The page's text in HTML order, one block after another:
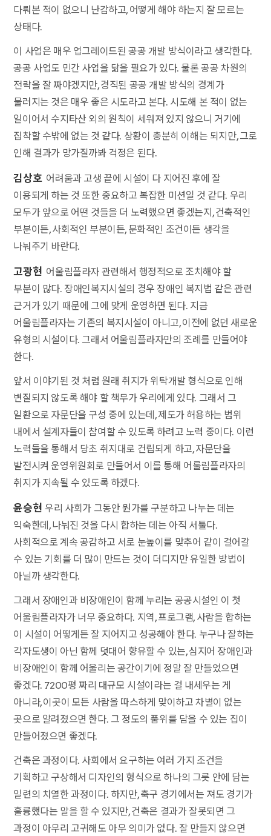
다뤄본 적이 없으니 난감하고, 어떻게 해야 하는지 잘 모르는
상태다.
이 사업은 매우 업그레이드된 공공 개발 방식이라고 생각한다.
공공 사업도 민간 사업을 닮을 필요가 있다. 물론 공공 차원의
전략을 잘 짜야겠지만, 경직된 공공 개발 방식의 경계가
물러지는 것은 매우 좋은 시도라고 본다. 시도해 본 적이 없는
일이어서 수지타산 외의 원칙이 세워져 있지 않으니 거기에
집착할 수밖에 없는 것 같다. 상황이 충분히 이해는 되지만, 그로
인해 결과가 망가질까봐 걱정은 된다.
김상호어려움과 고생 끝에 시설이 다 지어진 후에 잘
이용되게 하는 것 또한 중요하고 복잡한 미션일 것 같다. 우리
모두가 앞으로 어떤 것들을 더 노력했으면 좋겠는지, 건축적인
부분이든, 사회적인 부분이든, 문화적인 조건이든 생각을
나눠주기 바란다.
고광현 어울림플라자 관련해서 행정적으로 조치해야 할
부분이 많다. 장애인복지시설의 경우 장애인 복지법 같은 관련
근거가 있기 때문에 그에 맞게 운영하면 된다. 지금
어울림플라자는 기존의 복지시설이 아니고, 이전에 없던 새로운
유형의 시설이다. 그래서 어울림플라자만의 조례를 만들어야
한다.
앞서 이야기된 것 처럼 원래 취지가 위탁개발 형식으로 인해
변질되지 않도록 해야 할 책무가 우리에게 있다. 그래서 그
일환으로 자문단을 구성 중에 있는데, 제도가 허용하는 범위
내에서 설계자들이 참여할 수 있도록 하려고 노력 중이다. 이런
노력들을 통해서 당초 취지대로 건립되게 하고, 자문단을
발전시켜 운영위원회로 만들어서 이를 통해 어룰림플라자의
취지가 지속될 수 있도록 하겠다.
윤승현 우리 사회가 그동안 뭔가를 구분하고 나누는 데는
익숙한데, 나눠진 것을 다시 합하는 데는 아직 서툴다.
사회적으로 계속 공감하고 서로 눈높이를 맞추어 같이 걸어갈
수 있는 기회를 더 많이 만드는 것이 더디지만 유일한 방법이
아닐까 생각한다.
그래서 장애인과 비장애인이 함께 누리는 공공시설인 이 첫
어울림플라자가 너무 중요하다. 지역, 프로그램, 사람을 합하는
이 시설이 어떻게든 잘 지어지고 성공해야 한다. 누구나 잘하는
각자도생이 아닌 함께 덧대어 향유할 수 있는, 심지어 장애인과
비장애인이 함께 어울리는 공간이기에 정말 잘 만들었으면
좋겠다. 7200평 짜리 대규모 시설이라는 걸 내세우는 게
아니라, 이곳이 모든 사람을 따스하게 맞이하고 차별이 없는
곳으로 알려졌으면 한다. 그 정도의 품위를 담을 수 있는 집이
만들어졌으면 좋겠다.
건축은 과정이다. 사회에서 요구하는 여러 가지 조건을
기획하고 구상해서 디자인의 형식으로 하나의 그릇 안에 담는
일련의 치열한 과정이다. 하지만, 축구 경기에서는 져도 경기가
훌륭했다는 말을 할 수 있지만, 건축은 결과가 잘못되면 그
과정이 아무리 고귀해도 아무 의미가 없다. 잘 만들지 않으면